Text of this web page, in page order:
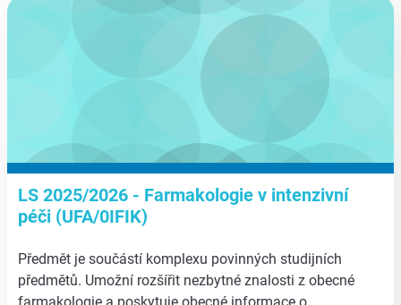
aa
LS 2025/2026 - Farmakologie v intenzivní
péči (UFA/0IFIK)
Předmět je součástí komplexu povinných studijních
předmětů. Umožní rozšířit nezbytné znalosti z obecné
farmakologie a poskytuje obecné informace o